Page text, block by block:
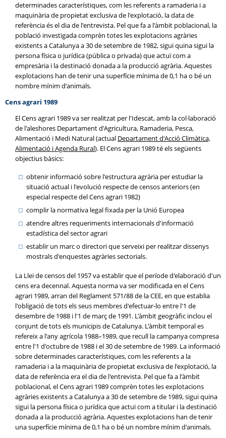
determinades característiques, com les referents a ramaderia i a
maquinària de propietat exclusiva de l'explotació, la data de
referència és el dia de l'entrevista. Pel que fa a l'àmbit poblacional, la
població investigada comprèn totes les explotacions agràries
existents a Catalunya a 30 de setembre de 1982, sigui quina sigui la
persona física o jurídica (pública o privada) que actuï com a
empresària i la destinació donada a la producció agrària. Aquestes
explotacions han de tenir una superfície mínima de 0,1 ha o bé un
nombre mínim d'animals.
Cens agrari 1989
El Cens agrari 1989 va ser realitzat per l'Idescat, amb la col·laboració
de l'aleshores Departament d'Agricultura, Ramaderia, Pesca,
Alimentació i Medi Natural (actual Departament d'Acció Climàtica,
Alimentació i Agenda Rural). El Cens agrari 1989 té els següents
objectius bàsics:
obtenir informació sobre l'estructura agrària per estudiar la
situació actual i l'evolució respecte de censos anteriors (en
especial respecte del Cens agrari 1982)
complir la normativa legal fixada per la Unió Europea
atendre altres requeriments internacionals d'informació
estadística del sector agrari
establir un marc o directori que serveixi per realitzar dissenys
mostrals d'enquestes agràries sectorials.
La Llei de censos del 1957 va establir que el període d'elaboració d'un
cens era decennal. Aquesta norma va ser modificada en el Cens
agrari 1989, arran del Reglament 571/88 de la CEE, en que establia
l'obligació de tots els seus membres d'efectuar-lo entre l'1 de
desembre de 1988 i l'1 de març de 1991. L'àmbit geogràfic inclou el
conjunt de tots els municipis de Catalunya. L'àmbit temporal es
refereix a l'any agrícola 1988–1989, que recull la campanya compresa
entre l'1 d'octubre de 1988 i el 30 de setembre de 1989. La informació
sobre determinades característiques, com les referents a la
ramaderia i a la maquinària de propietat exclusiva de l'explotació, la
data de referència era el dia de l'entrevista. Pel que fa a l'àmbit
poblacional, el Cens agrari 1989 comprèn totes les explotacions
agràries existents a Catalunya a 30 de setembre de 1989, sigui quina
sigui la persona física o jurídica que actuï com a titular i la destinació
donada a la producció agrària. Aquestes explotacions han de tenir
una superfície mínima de 0,1 ha o bé un nombre mínim d'animals.